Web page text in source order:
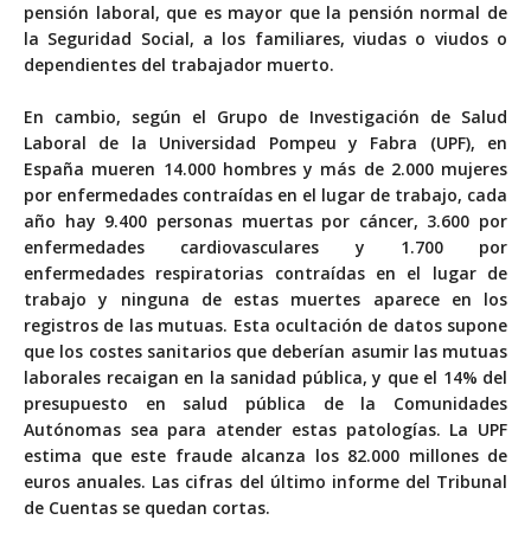
pensión laboral, que es mayor que la pensión normal de
la Seguridad Social, a los familiares, viudas o viudos o
dependientes del trabajador muerto.
En cambio, según el Grupo de Investigación de Salud
Laboral de la Universidad Pompeu y Fabra (UPF), en
España mueren 14.000 hombres y más de 2.000 mujeres
por enfermedades contraídas en el lugar de trabajo, cada
año hay 9.400 personas muertas por cáncer, 3.600 por
enfermedades cardiovasculares y 1.700 por
enfermedades respiratorias contraídas en el lugar de
trabajo y ninguna de estas muertes aparece en los
registros de las mutuas. Esta ocultación de datos supone
que los costes sanitarios que deberían asumir las mutuas
laborales recaigan en la sanidad pública, y que el 14% del
presupuesto en salud pública de la Comunidades
Autónomas sea para atender estas patologías. La UPF
estima que este fraude alcanza los 82.000 millones de
euros anuales. Las cifras del último informe del Tribunal
de Cuentas se quedan cortas.